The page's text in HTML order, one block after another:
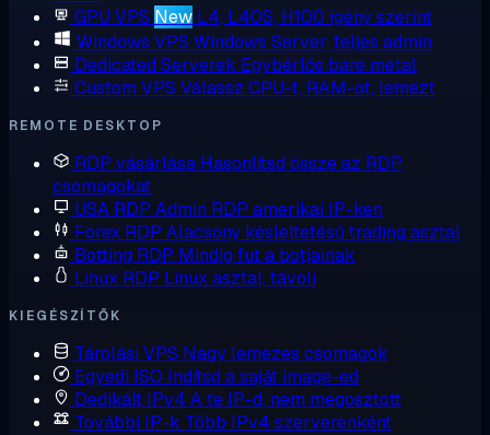
GPU VPS New L4, L40S, H100 igény szerint
Windows VPS Windows Server, teljes admin
Dedicated Serverek Egybérlős bare metal
Custom VPS Válassz CPU-t, RAM-ot, lemezt
REMOTE DESKTOP
RDP vásárlása Hasonlítsd össze az RDP
csomagokat
USA RDP Admin RDP amerikai IP-ken
Forex RDP Alacsony késleltetésű trading asztal
Botting RDP Mindig fut a botjainak
Linux RDP Linux asztal, távoli
KIEGÉSZÍTŐK
Tárolási VPS Nagy lemezes csomagok
Egyedi ISO Indítsd a saját image-ed
Dedikált IPv4 A te IP-d, nem megosztott
További IP-k Több IPv4 szerverenként